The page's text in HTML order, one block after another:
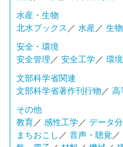
水産・生物
北水ブックス ／ 水産／ 生物
安全・環境
安全管理 ／ 安全工学／ 環境
文部科学省関連
文部科学省著作刊行物 ／ 高
その他
教育／ 感性工学／ データ
まちおこし ／ 音声・聴覚 ／